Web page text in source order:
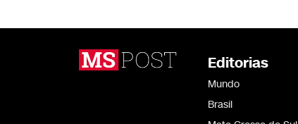
Editorias
Mundo
Brasil